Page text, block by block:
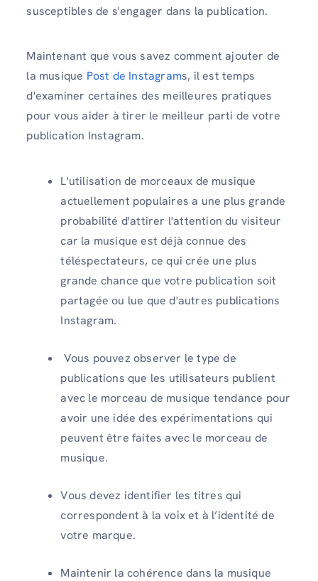
susceptibles de s'engager dans la publication.
Maintenant que vous savez comment ajouter de
la musique Post de Instagrams, il est temps
d'examiner certaines des meilleures pratiques
pour vous aider à tirer le meilleur parti de votre
publication Instagram.
L'utilisation de morceaux de musique
actuellement populaires a une plus grande
probabilité d'attirer l'attention du visiteur
car la musique est déjà connue des
téléspectateurs, ce qui crée une plus
grande chance que votre publication soit
partagée ou lue que d'autres publications
Instagram.
Vous pouvez observer le type de
publications que les utilisateurs publient
avec le morceau de musique tendance pour
avoir une idée des expérimentations qui
peuvent être faites avec le morceau de
musique.
Vous devez identifier les titres qui
correspondent à la voix et à l’identité de
votre marque.
Maintenir la cohérence dans la musique